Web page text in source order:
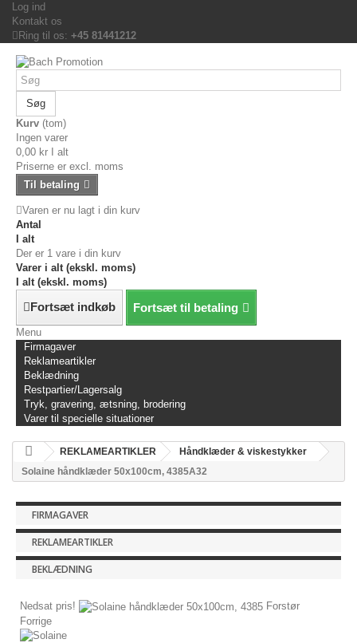
Log ind
Kontakt os
Ring til os: +45 81441212
Søg
Kurv (tom)
Ingen varer
0,00 kr
I alt
Priserne er excl. moms
Til betaling
Varen er nu lagt i din kurv
Antal
I alt
Der er 1 vare i din kurv
Varer i alt (ekskl. moms)
I alt (ekskl. moms)
Fortsæt indkøb Fortsæt til betaling
Menu
Firmagaver
Reklameartikler
Beklædning
Restpartier/Lagersalg
Tryk, gravering, ætsning, brodering
Varer til specielle situationer
REKLAMEARTIKLER
Håndklæder & viskestykker
Solaine håndklæder 50x100cm, 4385A32
FIRMAGAVER
REKLAMEARTIKLER
BEKLÆDNING
Nedsat pris!
Forstør
Forrige